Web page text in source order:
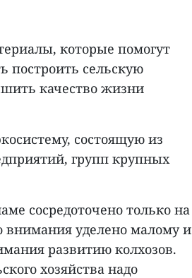
которые помогут
построить сельскую
качество жизни
состоящую из
групп крупных
сосредоточено только на
внимания уделено малому и
развитию колхозов.
хозяйства надо